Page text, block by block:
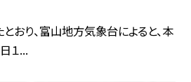
おり、富山地方気象台によると、本
１...